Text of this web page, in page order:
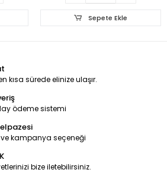
Sepete Ekle
kısa sürede elinize ulaşır.
ödeme sistemi
kampanya seçeneği
bize iletebilirsiniz.